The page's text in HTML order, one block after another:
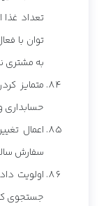
تعداد
توان با
به مشتری
متمایز
حسابداری
اعمال
سفارش
اولویت
جستجوی